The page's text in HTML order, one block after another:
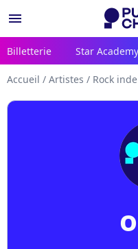
menu
Billetterie Star Academy
Accueil / Artistes / Rock inde